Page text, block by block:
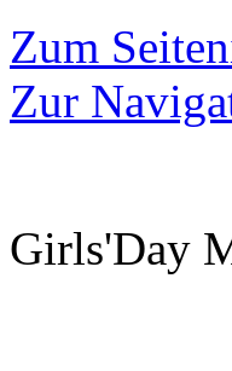
Zum
Zur
Girls'Day